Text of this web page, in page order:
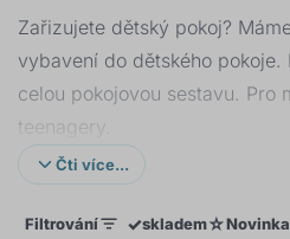
Zařizujete dětský pokoj?
vybavení do dětského pokoje.
celou pokojovou sestavu. Pro
teenagery.
První miminko
každého rodiče. My vám
Čti více...
Filtrování ✓skladem☆Novinka